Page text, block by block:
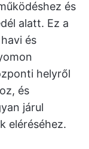
és
alatt. Ez a
és
helyről
és
járul
eléréséhez.